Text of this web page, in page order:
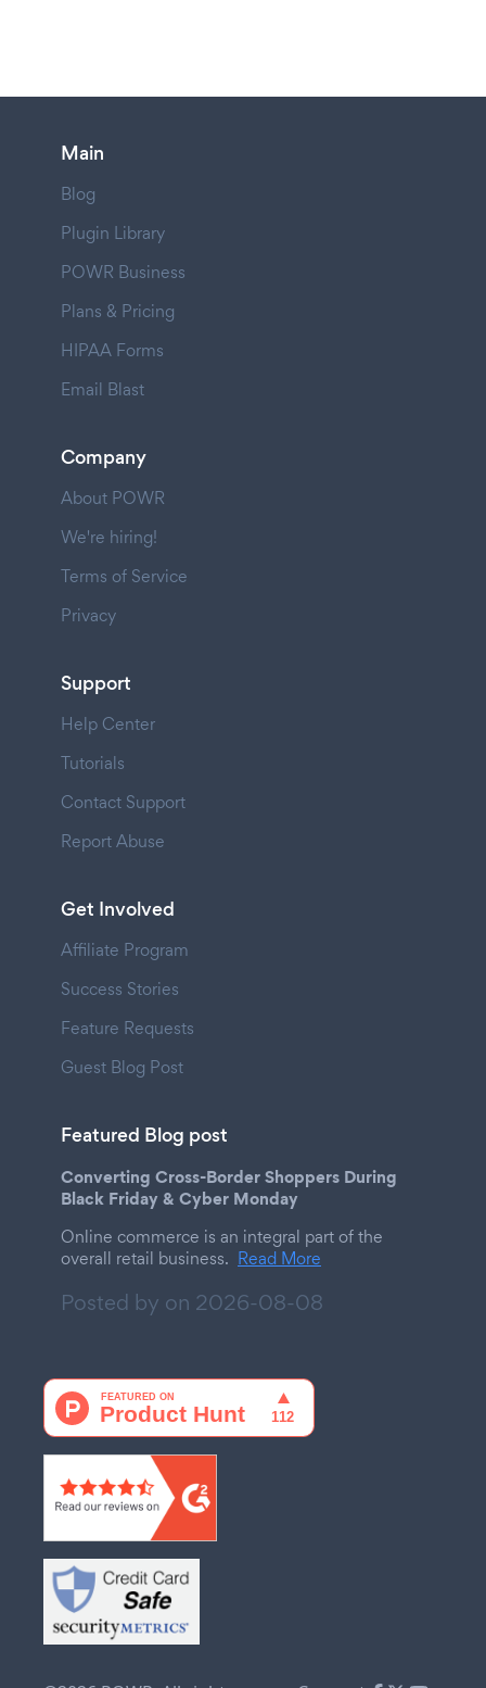
Main
Blog
Plugin Library
POWR Business
Plans & Pricing
HIPAA Forms
Email Blast
Company
About POWR
We're hiring!
Terms of Service
Privacy
Support
Help Center
Tutorials
Contact Support
Report Abuse
Get Involved
Affiliate Program
Success Stories
Feature Requests
Guest Blog Post
Featured Blog post
Converting Cross-Border Shoppers During
Black Friday & Cyber Monday
Online commerce is an integral part of the
overall retail business. Read More
Posted by on 2026-08-08